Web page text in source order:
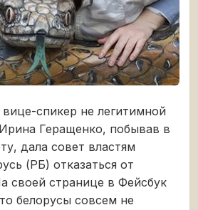
спикер не легитимной
Геращенко, побывав в
дала совет властям
(РБ) отказаться от
своей странице в Фейсбук
белорусы совсем не